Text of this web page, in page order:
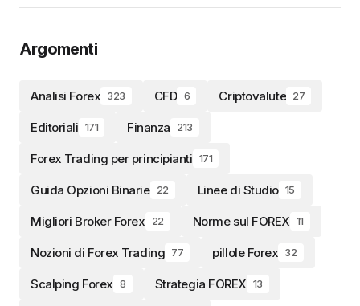
Argomenti
Analisi Forex 323 CFD 6 Criptovalute 27
Editoriali 171 Finanza 213
Forex Trading per principianti 171
Guida Opzioni Binarie 22 Linee di Studio 15
Migliori Broker Forex 22 Norme sul FOREX 11
Nozioni di Forex Trading 77 pillole Forex 32
Scalping Forex 8 Strategia FOREX 13